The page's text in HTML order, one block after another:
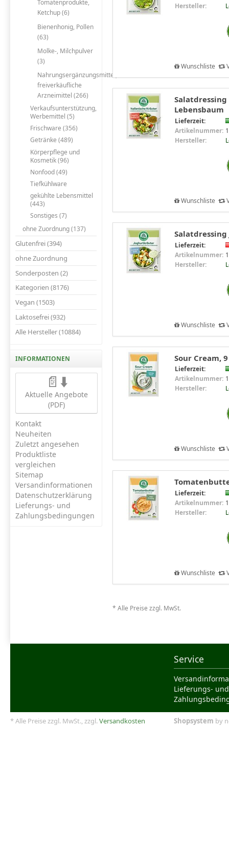
Tomatenprodukte,
Ketchup (6)
Bienenhonig, Pollen
(63)
Molke-, Milchpulver
(3)
Nahrungsergänzungsmittel,
freiverkäufliche
Arzneimittel (266)
Verkaufsunterstützung,
Werbemittel (5)
Frischware (356)
Getränke (489)
Körperpflege und
Kosmetik (96)
Nonfood (49)
Tiefkühlware
gekühlte Lebensmittel
(443)
Sonstiges (7)
ohne Zuordnung (137)
Glutenfrei (394)
ohne Zuordnung
Sonderposten (2)
Kategorien (8176)
Vegan (1503)
Laktosefrei (932)
Alle Hersteller (10884)
INFORMATIONEN
📄⬇️
Aktuelle Angebote
(PDF)
Kontakt
Neuheiten
Zuletzt angesehen
Produktliste
vergleichen
Sitemap
Versandinformationen
Datenschutzerklärung
Lieferungs- und
Zahlungsbedingungen
Hersteller:
Wunschliste
Lebensbaum
Lieferzeit:
Artikelnummer:
Hersteller:
Wunschliste
Lieferzeit:
Artikelnummer:
Hersteller:
Wunschliste
Sour Cream,
Lieferzeit:
Artikelnummer:
Hersteller:
Wunschliste
Lieferzeit:
Artikelnummer:
Hersteller:
Wunschliste
* Alle Preise zzgl. MwSt.
Service
Lieferungs- und
* Alle Preise zzgl. MwSt., zzgl.Versandkosten Shopsystem by